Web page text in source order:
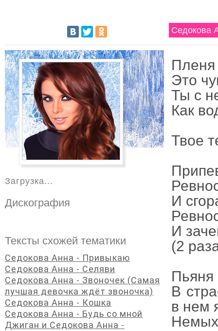
Седокова
Пленя
Это
Ты с
Как
Твое
И
И
(2
Пьяня
В
в нем
Немых
Загрузка...
Дискография
Тексты схожей тематики
Седокова Анна - Привыкаю
Седокова Анна - Селяви
Седокова Анна - Звоночек (Самая
лучшая девочка ждёт звоночка)
Седокова Анна - Кошка
Седокова Анна - Будь со мной
Джиган и Седокова Анна -